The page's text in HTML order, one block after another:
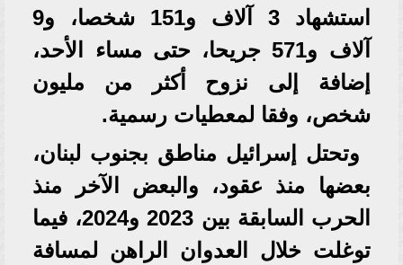
استشهاد 3 آلاف و151 شخصا، و9
آلاف و571 جريحا، حتى مساء الأحد،
إضافة إلى نزوح أكثر من مليون
شخص، وفقا لمعطيات رسمية.
وتحتل إسرائيل مناطق بجنوب لبنان،
بعضها منذ عقود، والبعض الآخر منذ
الحرب السابقة بين 2023 و2024، فيما
توغلت خلال العدوان الراهن لمسافة